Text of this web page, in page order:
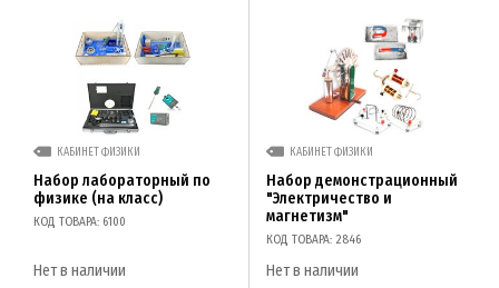
КАБИНЕТ ФИЗИКИ
Набор лабораторный по
физике (на класс)
КОД ТОВАРА: 6100
Нет в наличии
КАБИНЕТ ФИЗИКИ
Набор демонстрационный
"Электричество и
магнетизм"
КОД ТОВАРА: 2846
Нет в наличии